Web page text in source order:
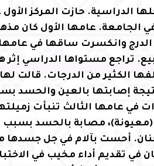
الدراسية. حازت المركز
الجامعة. عامها الأول كان
وانكسرت ساقها في عامها
تراجع مستواها الدراسي إثر
الكثير من الدرجات. قالت
إصابتها بالعين والحسد
في عامها الثالث تنبأت
مصابة بالحسد بسبب
أحست بآلام في جل جسدها
في تقديم أداء مخيب في